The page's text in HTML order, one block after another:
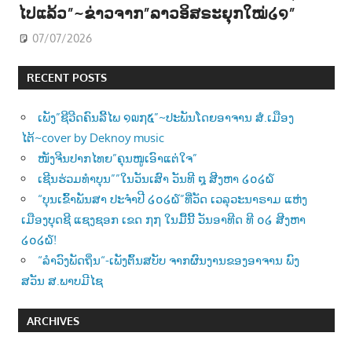
ໄປແລ້ວ”~ຂ່າວຈາກ”ລາວອິສຣະຍຸກໃໝ່໒໑”
07/07/2026
RECENT POSTS
ເພັງ”ຊີວີດຄົນລີ້ໄພ ໑໙໗໕”~ປະພັນໂດຍອາຈານ ສໍ.ເມືອງ
ໄຕ້~cover by Deknoy music
ໜັງຈີນປາກໄທຍ”ຄຸນໜູເອົາແຕ່ໃຈ”
ເຊີນຮ່ວມທຳບຸນ””ໃນວັນເສົາ ວັນທີ ໘ ສີງຫາ ໒໐໒໖
“ບຸນເຂົ້າພັນສາ ປະຈຳປີ ໒໐໒໖”ທີ່ວັດ ເວລຸວະນາຣາມ ແຫ່ງ
ເມືອງບຸດຊີ ແຊງຊອກ ເຂດ ໗໗ ໃນມື້ນີ້ ວັນອາທີດ ທີ ໐໒ ສີງຫາ
໒໐໒໖!
“ລຳວົງພັດຖິ່ນ“-ເພັງຕົ້ນສບັບ ຈາກຜົນງານຂອງອາຈານ ພົງ
ສວັນ ສ.ພາບມີໄຊ
ARCHIVES